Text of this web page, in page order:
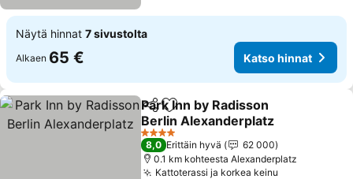
Näytä hinnat 7 sivustolta
Alkaen 65 € Katso hinnat
Jaa Lisää suosikkeihin
Park Inn by Radisson
Berlin Alexanderplatz
4 Tähtiluokitus
8,0 Erittäin hyvä
62 000
0.1 km kohteesta Alexanderplatz
Kattoterassi ja korkea keinu